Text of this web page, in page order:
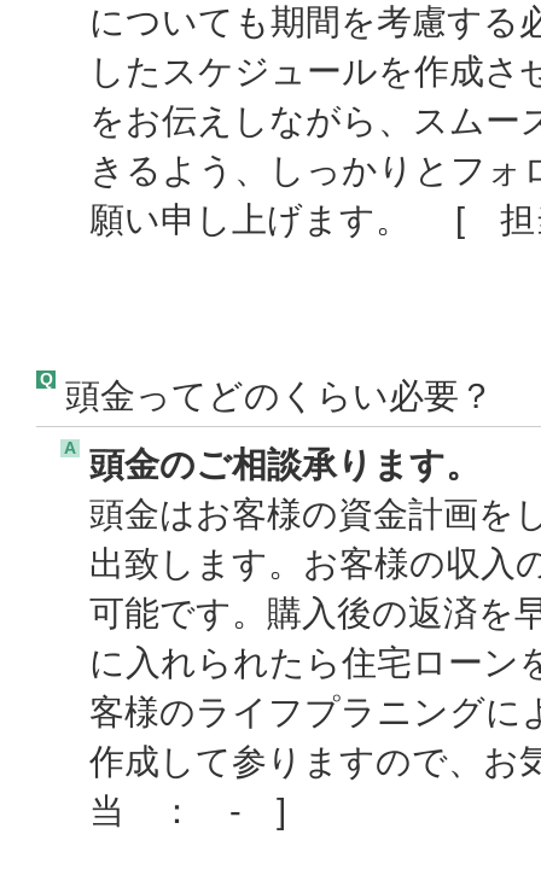
についても期間を考慮する
したスケジュールを作成
をお伝えしながら、スムー
きるよう、しっかりとフ
願い申し上げます。 [
Q 頭金ってどのくらい必要？
A
頭金のご相談承ります。
頭金はお客様の資金計画を
出致します。お客様の収入
可能です。購入後の返済を
に入れられたら住宅ローン
客様のライフプラニングに
作成して参りますので、
当 ： - ]